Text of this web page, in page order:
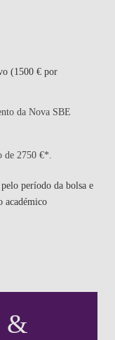
(1500 € por
da Nova SBE
de 2750 €*.
período da bolsa e
académico
&